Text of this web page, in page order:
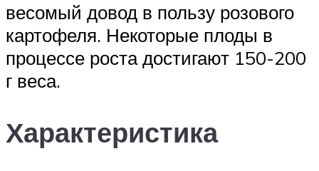
весомый довод в пользу розового
картофеля. Некоторые плоды в
процессе роста достигают 150-200
г веса.
Характеристика